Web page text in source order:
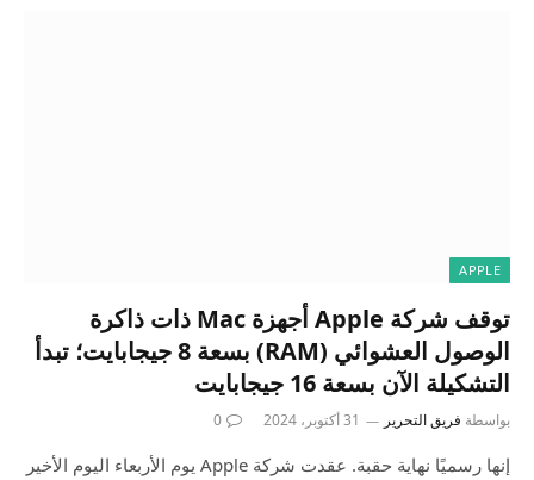
APPLE
توقف شركة Apple أجهزة Mac ذات ذاكرة
الوصول العشوائي (RAM) بسعة 8 جيجابايت؛ تبدأ
التشكيلة الآن بسعة 16 جيجابايت
بواسطة فريق التحرير 31 أكتوبر، 2024 0
إنها رسميًا نهاية حقبة. عقدت شركة Apple يوم الأربعاء اليوم الأخير